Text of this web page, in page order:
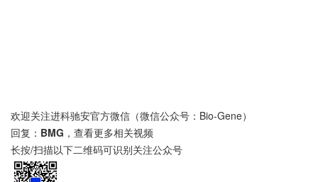
欢迎关注进科驰安官方微信（微信公众号：Bio-Gene）
回复： BMG ，查看更多相关视频
长按/扫描以下二维码可识别关注公众号